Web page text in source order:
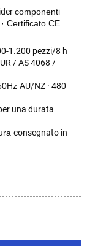
componenti
· Certificato CE.
1.200 pezzi/8 h
/ AS 4068 /
AU/NZ · 480
una durata
consegnato in